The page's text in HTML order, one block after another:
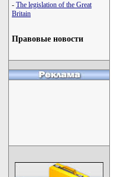
- The legislation of the Great
Britain
Правовые новости